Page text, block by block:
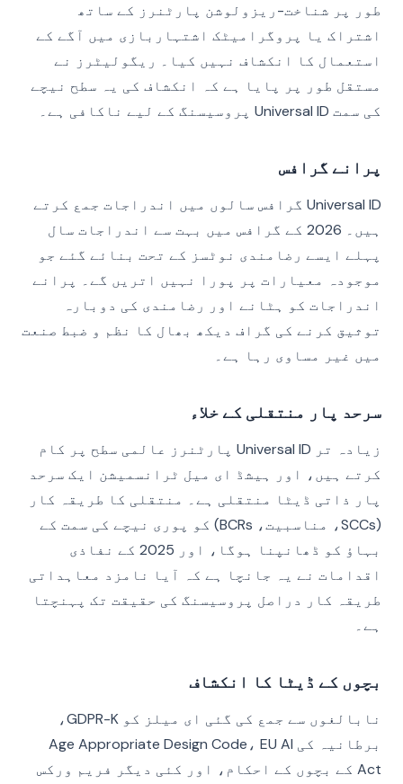
طور پر شناخت-ریزولوشن پارٹنرز کے ساتھ
اشتراک یا پروگرامیٹک اشتہاربازی میں آگے کے
استعمال کا انکشاف نہیں کیا۔ ریگولیٹرز نے
مستقل طور پر پایا ہے کہ انکشاف کی یہ سطح نیچے
کی سمت Universal ID پروسیسنگ کے لیے ناکافی ہے۔
پرانے گرافس
Universal ID گرافس سالوں میں اندراجات جمع کرتے
ہیں۔ 2026 کے گرافس میں بہت سے اندراجات سال
پہلے ایسے رضامندی نوٹسز کے تحت بنائے گئے جو
موجودہ معیارات پر پورا نہیں اتریں گے۔ پرانے
اندراجات کو ہٹانے اور رضامندی کی دوبارہ
توثیق کرنے کی گراف دیکھ بھال کا نظم و ضبط صنعت
میں غیر مساوی رہا ہے۔
سرحد پار منتقلی کے خلاء
زیادہ تر Universal ID پارٹنرز عالمی سطح پر کام
کرتے ہیں، اور ہیشڈ ای میل ٹرانسمیشن ایک سرحد
پار ذاتی ڈیٹا منتقلی ہے۔ منتقلی کا طریقہ کار
(SCCs، مناسبیت، BCRs) کو پوری نیچے کی سمت کے
بہاؤ کو ڈھانپنا ہوگا، اور 2025 کے نفاذی
اقدامات نے یہ جانچا ہے کہ آیا نامزد معاہداتی
طریقہ کار دراصل پروسیسنگ کی حقیقت تک پہنچتا
ہے۔
بچوں کے ڈیٹا کا انکشاف
نابالغوں سے جمع کی گئی ای میلز کو GDPR-K،
برطانیہ کی Age Appropriate Design Code، EU AI
Act کے بچوں کے احکام، اور کئی دیگر فریم ورکس